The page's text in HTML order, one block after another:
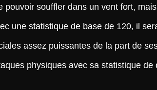
pouvoir souffler dans un vent fort,
une statistique de base de 120, il
assez puissantes de la part de
physiques avec sa statistique de